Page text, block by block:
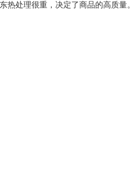
热处理很重，决定了商品的高质量。